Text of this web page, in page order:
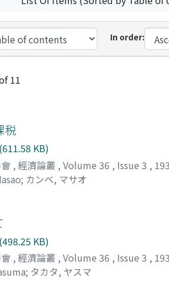
In order:
11
税
KB)
, 經濟論叢 , Volume 36 , Issue 3 ,
; カンベ, マサオ
KB)
, 經濟論叢 , Volume 36 , Issue 3 ,
; タカタ, ヤスマ